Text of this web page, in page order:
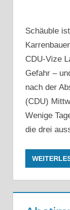
Schäuble
CDU-Vize
Gefahr –
nach der
(CDU)
Wenige
die drei